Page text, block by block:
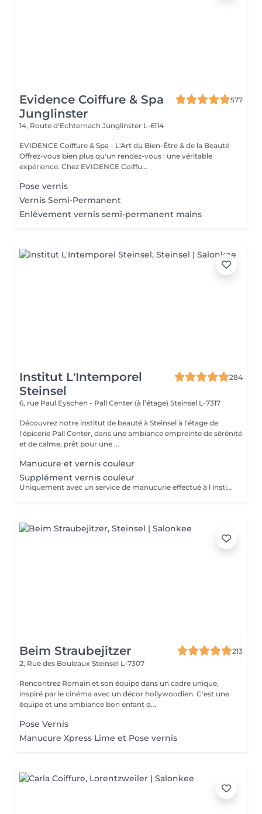
Evidence Coiffure & Spa
Junglinster
577
14, Route d‘Echternach Junglinster L-6114
EVIDENCE Coiffure & Spa - L'Art du Bien-Être & de la Beauté
Offrez-vous bien plus qu'un rendez-vous : une véritable
expérience. Chez EVIDENCE Coiffu...
Pose vernis
Vernis Semi-Permanent
Enlèvement vernis semi-permanent mains
Institut L'Intemporel
Steinsel
284
6, rue Paul Eyschen - Pall Center (à l’étage) Steinsel L-7317
Découvrez notre institut de beauté à Steinsel à l'étage de
l'épicerie Pall Center, dans une ambiance empreinte de sérénité
et de calme, prêt pour une ...
Manucure et vernis couleur
Supplément vernis couleur
Uniquement avec un service de manucurie effectué à l institut le même jour .
Beim Straubejitzer
213
2, Rue des Bouleaux Steinsel L-7307
Rencontrez Romain et son équipe dans un cadre unique,
inspiré par le cinéma avec un décor hollywoodien. C'est une
équipe et une ambiance bon enfant q...
Pose Vernis
Manucure Xpress Lime et Pose vernis